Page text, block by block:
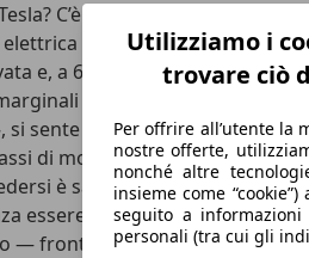
Utilizziamo i
trovare ciò
Per offrire all’utente la
nostre offerte,
nonché altre
insieme come
seguito a
personali (tra cui gli
C’è qualcuno che sta
dovrebbe costare
e, a 61.990 euro, non è
valgono davvero un
sente già mormorare dal
di montagna di mezzo
è saltare il marciapiede
essere così
— frontale e posteriore